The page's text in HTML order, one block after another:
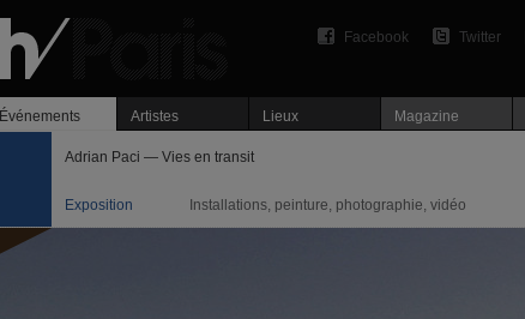
Twitter
Facebook
Événements Artistes Lieux Magazine
Adrian Paci — Vies en transit
Exposition Installations, peinture, photographie, vidéo